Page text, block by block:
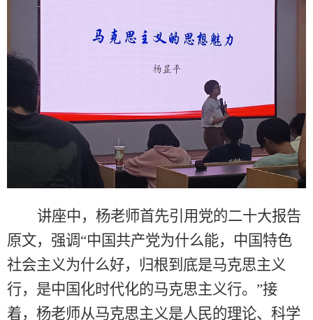
讲座中，杨老师首先引用党的二十大报告
原文，强调“中国共产党为什么能，中国特色
社会主义为什么好，归根到底是马克思主义
行，是中国化时代化的马克思主义行。”接
着，杨老师从马克思主义是人民的理论、科学